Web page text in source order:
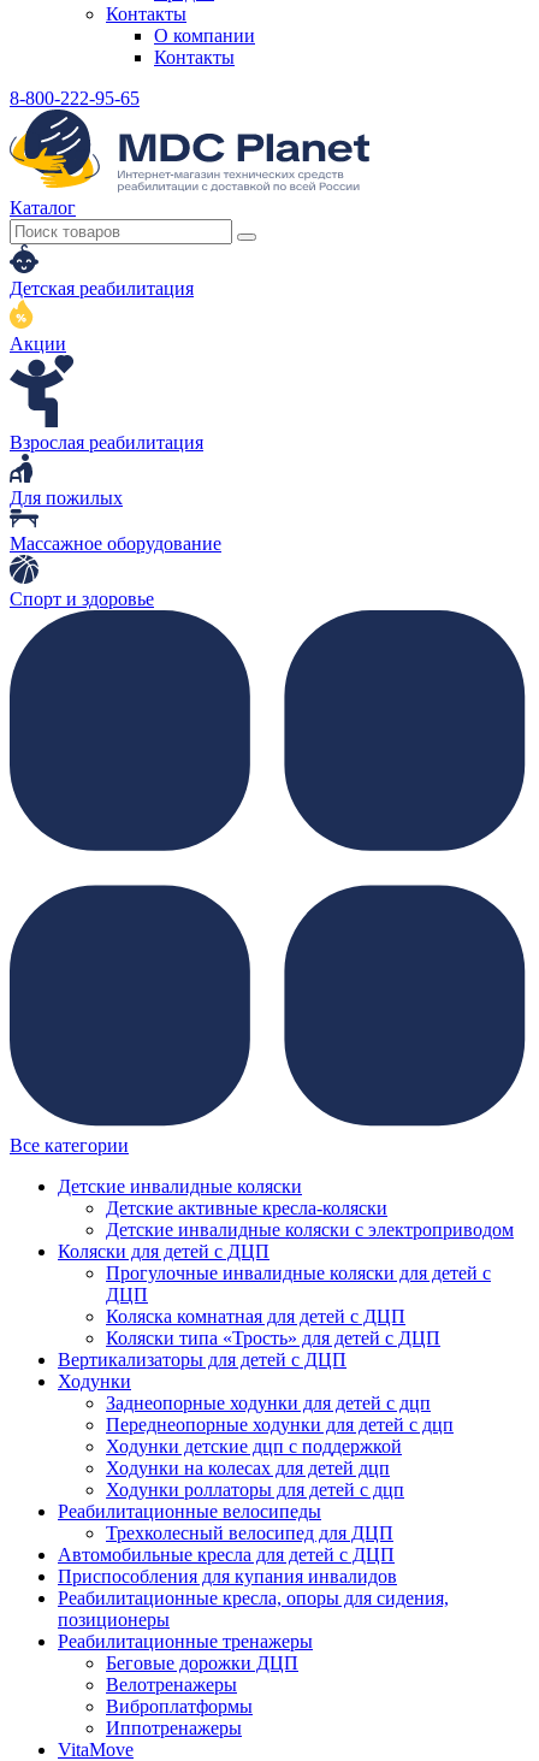
Контакты
О компании
Контакты
8-800-222-95-65
Каталог
Детская реабилитация
Акции
Взрослая реабилитация
Для пожилых
Массажное оборудование
Спорт и здоровье
Все категории
Детские инвалидные коляски
Детские активные кресла-коляски
Детские инвалидные коляски с электроприводом
Коляски для детей с ДЦП
Прогулочные инвалидные коляски для детей с
ДЦП
Коляска комнатная для детей с ДЦП
Коляски типа «Трость» для детей с ДЦП
Вертикализаторы для детей с ДЦП
Ходунки
Заднеопорные ходунки для детей с дцп
Переднеопорные ходунки для детей с дцп
Ходунки детские дцп с поддержкой
Ходунки на колесах для детей дцп
Ходунки роллаторы для детей с дцп
Реабилитационные велосипеды
Трехколесный велосипед для ДЦП
Автомобильные кресла для детей с ДЦП
Приспособления для купания инвалидов
Реабилитационные кресла, опоры для сидения,
позиционеры
Реабилитационные тренажеры
Беговые дорожки ДЦП
Велотренажеры
Виброплатформы
Иппотренажеры
VitaMove